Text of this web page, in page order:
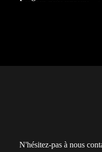
N'hésitez-pas à nous